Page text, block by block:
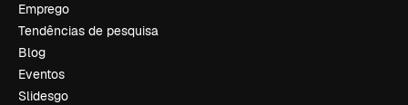
Emprego
Tendências de pesquisa
Blog
Eventos
Slidesgo